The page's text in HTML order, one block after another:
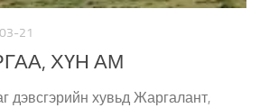
21
ХҮН АМ
дэвсгэрийн хувьд Жаргалант,